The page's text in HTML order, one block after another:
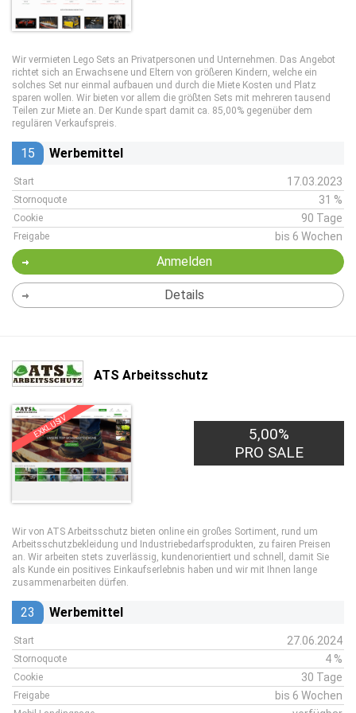
Wir vermieten Lego Sets an Privatpersonen und Unternehmen. Das Angebot
richtet sich an Erwachsene und Eltern von größeren Kindern, welche ein
solches Set nur einmal aufbauen und durch die Miete Kosten und Platz
sparen wollen. Wir bieten vor allem die größten Sets mit mehreren tausend
Teilen zur Miete an. Der Kunde spart damit ca. 85,00% gegenüber dem
regulären Verkaufspreis.
15 Werbemittel
Start 17.03.2023
Stornoquote 31 %
Cookie 90 Tage
Freigabe bis 6 Wochen
Anmelden
Details
ATS Arbeitsschutz
EXKLUSIV
5,00%
PRO SALE
Wir von ATS Arbeitsschutz bieten online ein großes Sortiment, rund um
Arbeitsschutzbekleidung und Industriebedarfsprodukten, zu fairen Preisen
an. Wir arbeiten stets zuverlässig, kundenorientiert und schnell, damit Sie
als Kunde ein positives Einkaufserlebnis haben und wir mit Ihnen lange
zusammenarbeiten dürfen.
23 Werbemittel
Start 27.06.2024
Stornoquote 4 %
Cookie 30 Tage
Freigabe bis 6 Wochen